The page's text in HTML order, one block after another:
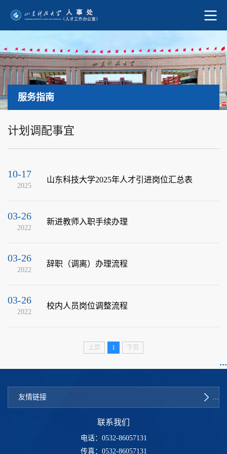
服务指南
计划调配事宜
10-17
2025
山东科技大学2025年人才引进岗位汇总表
03-26
2022
新进教师入职手续办理
03-26
2022
辞职（调离）办理流程
03-26
2022
校内人员岗位调整流程
上页 1 下页
友情链接
联系我们
电话：0532-86057131
传真：0532-86057131